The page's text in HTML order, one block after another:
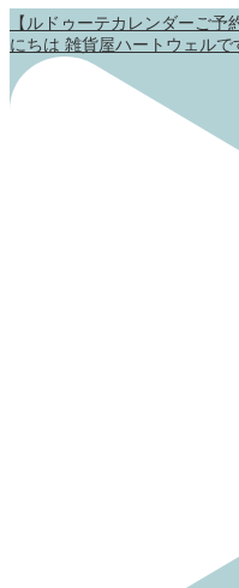
【ルドゥーテカレンダーご
にちは 雑貨屋ハートウェルで